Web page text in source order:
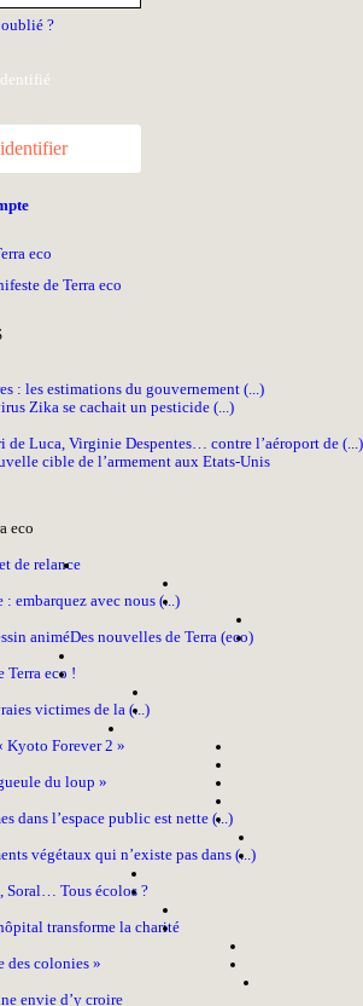
?
: les estimations du gouvernement (...)
Zika se cachait un pesticide (...)
de Luca, Virginie Despentes… contre l’aéroport de (...)
cible de l’armement aux Etats-Unis
eco
de relance
embarquez avec nous (...)
animéDes nouvelles de Terra (eco)
Terra eco !
victimes de la (...)
Kyoto Forever 2 »
du loup »
dans l’espace public est nette (...)
végétaux qui n’existe pas dans (...)
Soral… Tous écolos ?
transforme la charité
des colonies »
envie d’y croire